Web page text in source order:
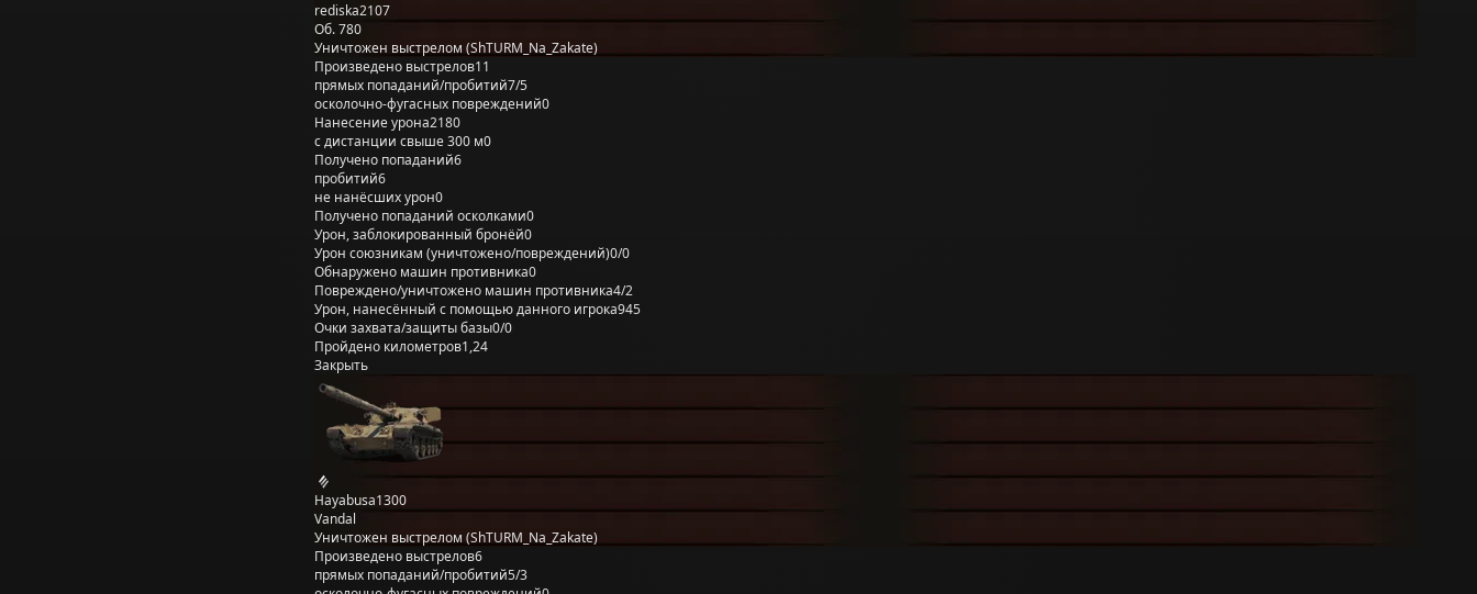
rediska2107
Об. 780
Уничтожен выстрелом (ShTURM_Na_Zakate)
Произведено выстрелов11
прямых попаданий/пробитий7/5
осколочно-фугасных повреждений0
Нанесение урона2180
с дистанции свыше 300 м0
Получено попаданий6
пробитий6
не нанёсших урон0
Получено попаданий осколками0
Урон, заблокированный бронёй0
Урон союзникам (уничтожено/повреждений)0/0
Обнаружено машин противника0
Повреждено/уничтожено машин противника4/2
Урон, нанесённый с помощью данного игрока945
Очки захвата/защиты базы0/0
Пройдено километров1,24
Закрыть
Hayabusa1300
Vandal
Уничтожен выстрелом (ShTURM_Na_Zakate)
Произведено выстрелов6
прямых попаданий/пробитий5/3